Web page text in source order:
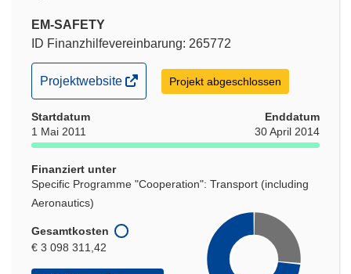
EM-SAFETY
ID Finanzhilfevereinbarung: 265772
(öffnet
in
neuem
Fenster)
Projektwebsite Projekt abgeschlossen
Startdatum
1 Mai 2011
Enddatum
30 April 2014
Finanziert unter
Specific Programme "Cooperation": Transport (including
Aeronautics)
Gesamtkosten
€ 3 098 311,42